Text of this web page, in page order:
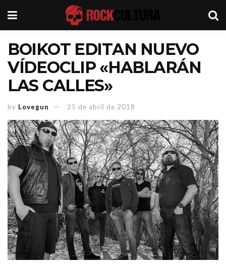
BOIKOT EDITAN NUEVO
VÍDEOCLIP «HABLARÁN
LAS CALLES»
by Lovegun 25 de abril de 2018